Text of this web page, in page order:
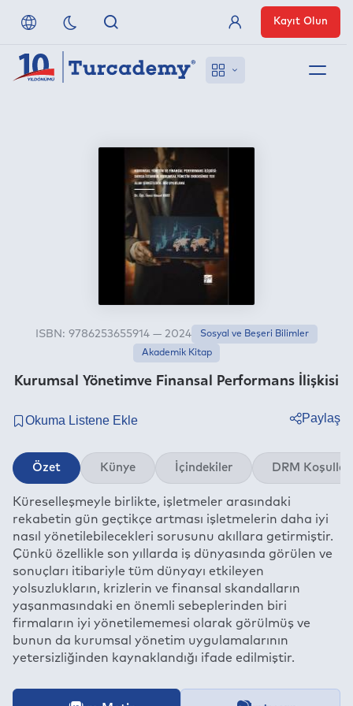
Referanslarımız
Üye Girişi
Kayıt Olun
Kurumsal Yönetimve Finansal Performans İlişkisi
ISBN: 9786253655914 — 2024
Sosyal ve Beşeri Bilimler
Akademik Kitap
Paylaş
Twitter
Linkedin
Whatsapp
Özet Künye İçindekiler DRM Koşulları
Küreselleşmeyle birlikte, işletmeler arasındaki
rekabetin gün geçtikçe artması işletmelerin daha iyi
nasıl yönetilebilecekleri sorusunu akıllara getirmiştir.
Çünkü özellikle son yıllarda iş dünyasında görülen ve
sonuçları itibariyle tüm dünyayı etkileyen
yolsuzlukların, krizlerin ve finansal skandalların
yaşanmasındaki en önemli sebeplerinden biri
firmaların iyi yönetilememesi olarak görülmüş ve
bunun da kurumsal yönetim uygulamalarının
yetersizliğinden kaynaklandığı ifade edilmiştir.